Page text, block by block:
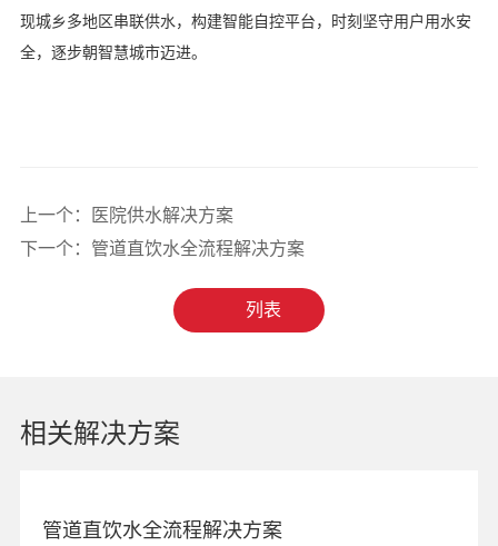
现城乡多地区串联供水，构建智能自控平台，时刻坚守用户用水安
全，逐步朝智慧城市迈进。
上一个：
医院供水解决方案
下一个： 管道直饮水全流程解决方案
列表
相关解决方案
管道直饮水全流程解决方案